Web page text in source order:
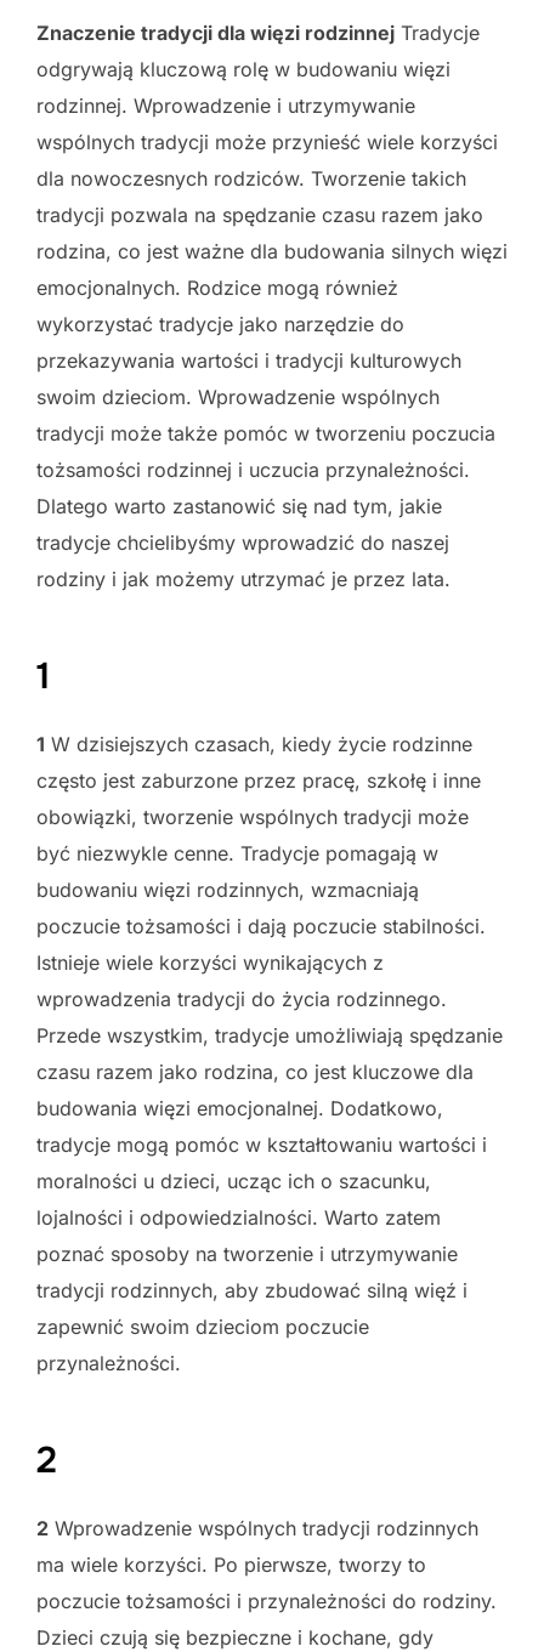
Znaczenie tradycji dla więzi rodzinnej Tradycje
odgrywają kluczową rolę w budowaniu więzi
rodzinnej. Wprowadzenie i utrzymywanie
wspólnych tradycji może przynieść wiele korzyści
dla nowoczesnych rodziców. Tworzenie takich
tradycji pozwala na spędzanie czasu razem jako
rodzina, co jest ważne dla budowania silnych więzi
emocjonalnych. Rodzice mogą również
wykorzystać tradycje jako narzędzie do
przekazywania wartości i tradycji kulturowych
swoim dzieciom. Wprowadzenie wspólnych
tradycji może także pomóc w tworzeniu poczucia
tożsamości rodzinnej i uczucia przynależności.
Dlatego warto zastanowić się nad tym, jakie
tradycje chcielibyśmy wprowadzić do naszej
rodziny i jak możemy utrzymać je przez lata.
1
1 W dzisiejszych czasach, kiedy życie rodzinne
często jest zaburzone przez pracę, szkołę i inne
obowiązki, tworzenie wspólnych tradycji może
być niezwykle cenne. Tradycje pomagają w
budowaniu więzi rodzinnych, wzmacniają
poczucie tożsamości i dają poczucie stabilności.
Istnieje wiele korzyści wynikających z
wprowadzenia tradycji do życia rodzinnego.
Przede wszystkim, tradycje umożliwiają spędzanie
czasu razem jako rodzina, co jest kluczowe dla
budowania więzi emocjonalnej. Dodatkowo,
tradycje mogą pomóc w kształtowaniu wartości i
moralności u dzieci, ucząc ich o szacunku,
lojalności i odpowiedzialności. Warto zatem
poznać sposoby na tworzenie i utrzymywanie
tradycji rodzinnych, aby zbudować silną więź i
zapewnić swoim dzieciom poczucie
przynależności.
2
2 Wprowadzenie wspólnych tradycji rodzinnych
ma wiele korzyści. Po pierwsze, tworzy to
poczucie tożsamości i przynależności do rodziny.
Dzieci czują się bezpieczne i kochane, gdy